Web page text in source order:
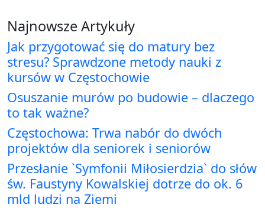
Najnowsze Artykuły
Jak przygotować się do matury bez
stresu? Sprawdzone metody nauki z
kursów w Częstochowie
Osuszanie murów po budowie – dlaczego
to tak ważne?
Częstochowa: Trwa nabór do dwóch
projektów dla seniorek i seniorów
Przesłanie `Symfonii Miłosierdzia` do słów
św. Faustyny Kowalskiej dotrze do ok. 6
mld ludzi na Ziemi